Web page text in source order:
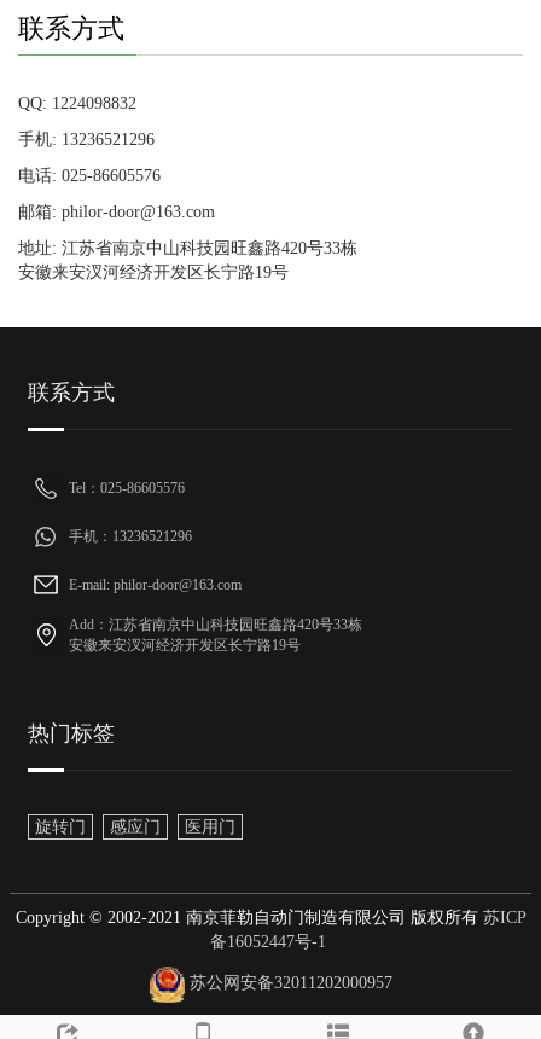
联系方式
QQ: 1224098832
手机: 13236521296
电话: 025-86605576
邮箱: philor-door@163.com
地址: 江苏省南京中山科技园旺鑫路420号33栋
安徽来安汊河经济开发区长宁路19号
联系方式
Tel：025-86605576
手机：13236521296
E-mail: philor-door@163.com
Add：江苏省南京中山科技园旺鑫路420号33栋
安徽来安汊河经济开发区长宁路19号
热门标签
旋转门 感应门 医用门
Copyright © 2002-2021 南京菲勒自动门制造有限公司 版权所有苏ICP
备16052447号-1
苏公网安备32011202000957